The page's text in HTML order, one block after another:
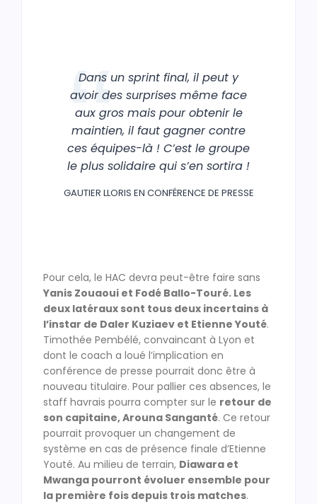
Dans un sprint final, il peut y
avoir des surprises même face
aux gros mais pour obtenir le
maintien, il faut gagner contre
ces équipes-là ! C’est le groupe
le plus solidaire qui s’en sortira !
GAUTIER LLORIS EN CONFÉRENCE DE PRESSE
Pour cela, le HAC devra peut-être faire sans
Yanis Zouaoui et Fodé Ballo-Touré. Les
deux latéraux sont tous deux incertains à
l’instar de Daler Kuziaev et Etienne Youté.
Timothée Pembélé, convaincant à Lyon et
dont le coach a loué l’implication en
conférence de presse pourrait donc être à
nouveau titulaire. Pour pallier ces absences, le
staff havrais pourra compter sur le retour de
son capitaine, Arouna Sanganté. Ce retour
pourrait provoquer un changement de
système en cas de présence finale d’Etienne
Youté. Au milieu de terrain, Diawara et
Mwanga pourront évoluer ensemble pour
la première fois depuis trois matches.